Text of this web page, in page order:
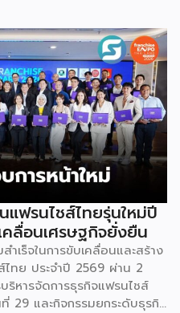
ตารางเมตร หวังเป็นทาง
ษฐกิจไทยให้ฟื้นตัว เสิร์ฟครบ
ทั่วประเทศ พร้อมเสวนาให้
จกรรมเจรจาจับคู่ธุรกิจทั้งใน
ะหว่างวันที่ 6-9 สิงหาคมนี้ ที่
าดเม็ดเงินสะพัดในงานราว
าภากรณ์ อธิบดีกรมพัฒนา
วว่า งาน ” Franchise Expo
Selection Expo
แฟรนไชส์และโซลูชั่นส์แบบครบ
ฟรนไชส์ไทยรุ่นใหม่ปี
ลื่อนเศรษฐกิจยั่งยืน
เร็จในการขับเคลื่อนและสร้าง
ไทย ประจำปี 2569 ผ่าน 2
หารจัดการธุรกิจแฟรนไชส์
29 และกิจกรรมยกระดับธุรกิจ